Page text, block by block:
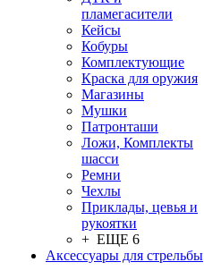
пламегасители
Кейсы
Кобуры
Комплектующие
Краска для оружия
Магазины
Мушки
Патронташи
Ложи, Комплекты
шасси
Ремни
Чехлы
Приклады, цевья и
рукоятки
+ ЕЩЕ 6
Аксессуары для стрельбы